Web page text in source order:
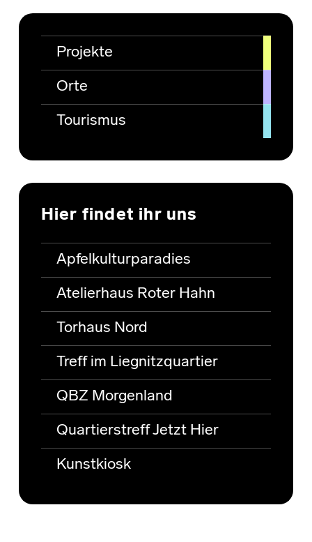
Projekte
Orte
Tourismus
Hier findet ihr uns
Apfelkulturparadies
Atelierhaus Roter Hahn
Torhaus Nord
Treff im Liegnitzquartier
QBZ Morgenland
Quartierstreff Jetzt Hier
Kunstkiosk